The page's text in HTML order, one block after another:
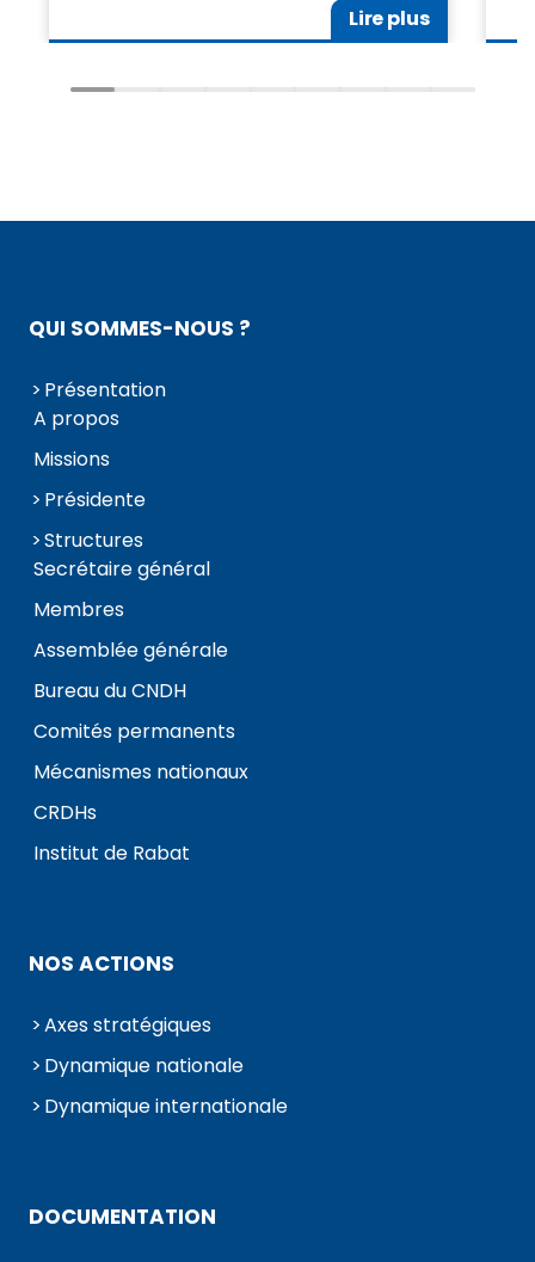
Lire plus
QUI SOMMES-NOUS ?
Présentation
A propos
Missions
Présidente
Structures
Secrétaire général
Membres
Assemblée générale
Bureau du CNDH
Comités permanents
Mécanismes nationaux
CRDHs
Institut de Rabat
NOS ACTIONS
Axes stratégiques
Dynamique nationale
Dynamique internationale
DOCUMENTATION